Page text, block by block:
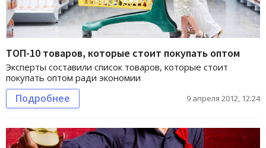
ТОП-10 товаров, которые стоит покупать оптом
Эксперты составили список товаров, которые стоит
покупать оптом ради экономии
Подробнее 9 апреля 2012, 12:24